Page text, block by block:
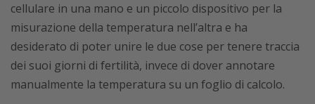
cellulare in una mano e un piccolo dispositivo per la
misurazione della temperatura nell’altra e ha
desiderato di poter unire le due cose per tenere traccia
dei suoi giorni di fertilità, invece di dover annotare
manualmente la temperatura su un foglio di calcolo.